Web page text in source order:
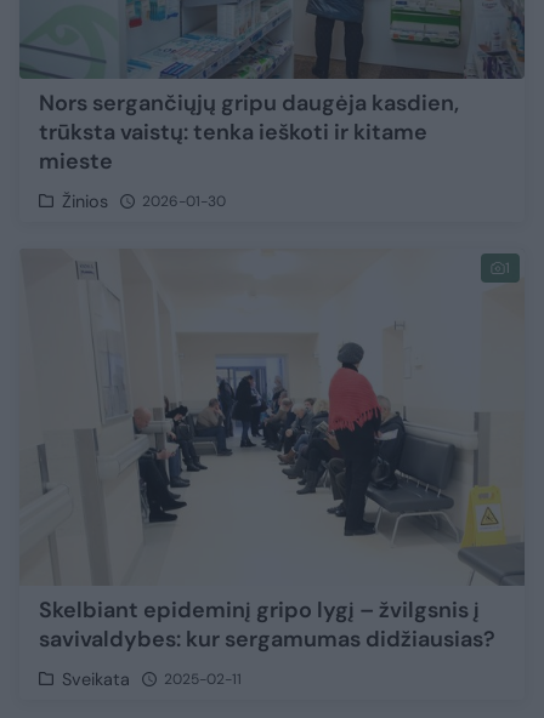
Nors sergančiųjų gripu daugėja kasdien,
trūksta vaistų: tenka ieškoti ir kitame
mieste
Žinios 2026-01-30
1
Skelbiant epideminį gripo lygį – žvilgsnis į
savivaldybes: kur sergamumas didžiausias?
Sveikata 2025-02-11